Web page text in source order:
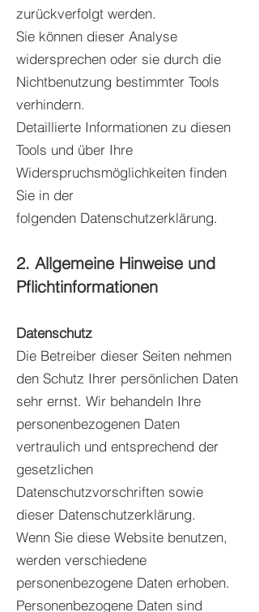
zurückverfolgt werden.
Sie können dieser Analyse
widersprechen oder sie durch die
Nichtbenutzung bestimmter Tools
verhindern.
Detaillierte Informationen zu diesen
Tools und über Ihre
Widerspruchsmöglichkeiten finden
Sie in der
folgenden Datenschutzerklärung.
2. Allgemeine Hinweise und
Pflichtinformationen
Datenschutz
Die Betreiber dieser Seiten nehmen
den Schutz Ihrer persönlichen Daten
sehr ernst. Wir behandeln Ihre
personenbezogenen Daten
vertraulich und entsprechend der
gesetzlichen
Datenschutzvorschriften sowie
dieser Datenschutzerklärung.
Wenn Sie diese Website benutzen,
werden verschiedene
personenbezogene Daten erhoben.
Personenbezogene Daten sind